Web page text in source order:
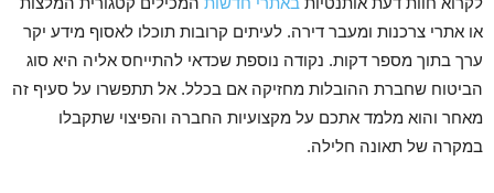
או אתרי צרכנות ומעבר דירה. לעיתים קרובות תוכלו לאסוף מידע יקר
ערך בתוך מספר דקות. נקודה נוספת שכדאי להתייחס אליה היא סוג
הביטוח שחברת ההובלות מחזיקה אם בכלל. אל תתפשרו על סעיף זה
מאחר והוא מלמד אתכם על מקצועיות החברה והפיצוי שתקבלו
במקרה של תאונה חלילה.